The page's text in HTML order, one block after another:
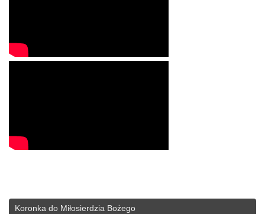
Koronka do Miłosierdzia Bożego